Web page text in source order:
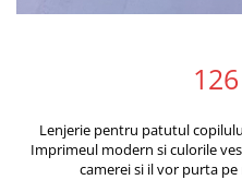
Lenjerie pentru patutul
Imprimeul modern si culorile
camerei si il vor purta